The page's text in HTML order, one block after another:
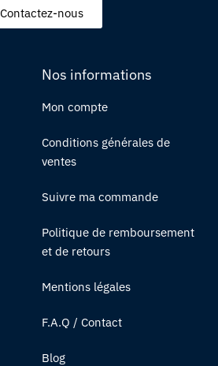
Contactez-nous
Nos informations
Mon compte
Conditions générales de
ventes
Suivre ma commande
Politique de remboursement
et de retours
Mentions légales
F.A.Q / Contact
Blog